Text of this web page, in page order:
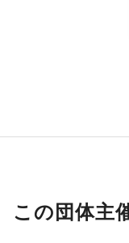
この団体主